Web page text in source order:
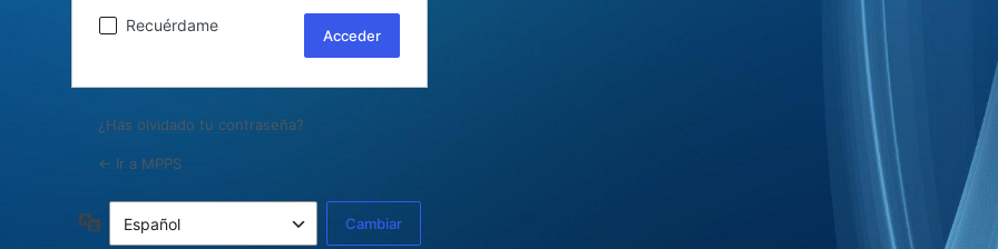
Recuérdame
¿Has olvidado tu contraseña?
← Ir a MPPS
Idioma